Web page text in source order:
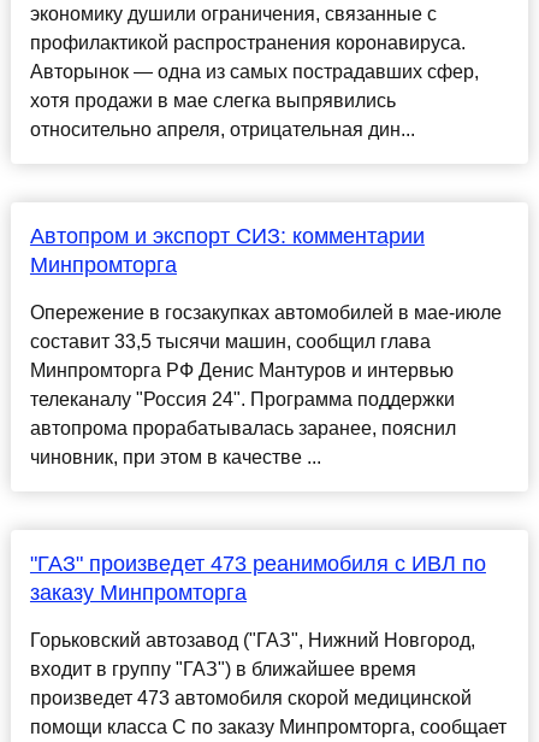
экономику душили ограничения, связанные с
профилактикой распространения коронавируса.
Авторынок — одна из самых пострадавших сфер,
хотя продажи в мае слегка выпрявились
относительно апреля, отрицательная дин...
Автопром и экспорт СИЗ: комментарии
Минпромторга
Опережение в госзакупках автомобилей в мае-июле
составит 33,5 тысячи машин, сообщил глава
Минпромторга РФ Денис Мантуров и интервью
телеканалу "Россия 24". Программа поддержки
автопрома прорабатывалась заранее, пояснил
чиновник, при этом в качестве ...
"ГАЗ" произведет 473 реанимобиля с ИВЛ по
заказу Минпромторга
Горьковский автозавод ("ГАЗ", Нижний Новгород,
входит в группу "ГАЗ") в ближайшее время
произведет 473 автомобиля скорой медицинской
помощи класса С по заказу Минпромторга, сообщает